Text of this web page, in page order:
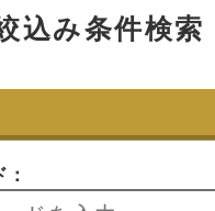
込み条件検索